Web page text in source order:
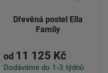
Dřevěná postel Ella
Family
od 11 125 Kč
Dodáváme do 1-3 týdnů